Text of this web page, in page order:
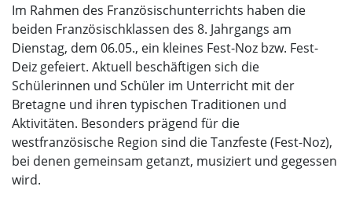
Im Rahmen des Französischunterrichts haben die
beiden Französischklassen des 8. Jahrgangs am
Dienstag, dem 06.05., ein kleines Fest-Noz bzw. Fest-
Deiz gefeiert. Aktuell beschäftigen sich die
Schülerinnen und Schüler im Unterricht mit der
Bretagne und ihren typischen Traditionen und
Aktivitäten. Besonders prägend für die
westfranzösische Region sind die Tanzfeste (Fest-Noz),
bei denen gemeinsam getanzt, musiziert und gegessen
wird.